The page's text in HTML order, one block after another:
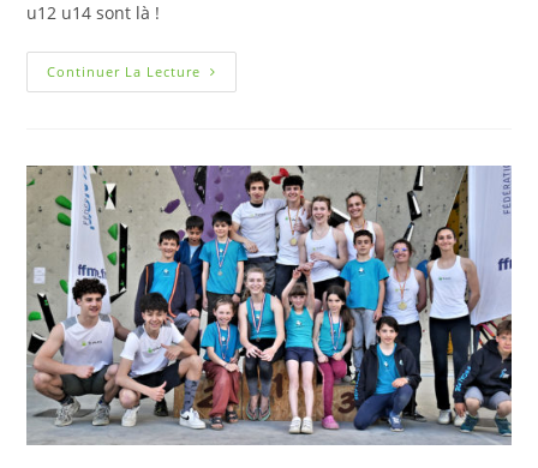
u12 u14 sont là !
Continuer La Lecture